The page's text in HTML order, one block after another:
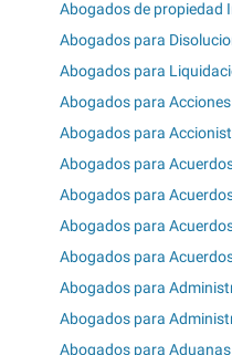
Abogados de propiedad
Abogados para
Abogados para
Abogados para Acciones
Abogados para
Abogados para
Abogados para
Abogados para
Abogados para
Abogados para
Abogados para
Abogados para Aduanas